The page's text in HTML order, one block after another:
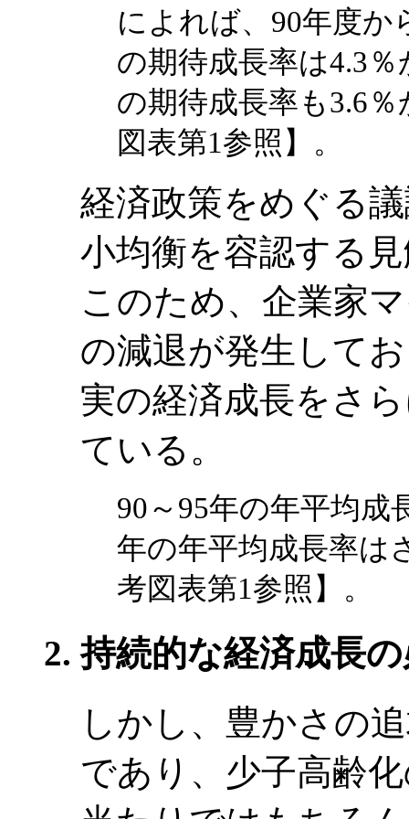
によれば、90年度か
の期待成長率は4.3
の期待成長率も3.6
図表第1参照】。
経済政策をめぐる
小均衡を容認する
このため、企業家
の減退が発生して
実の経済成長をさ
ている。
90～95年の年平均成
年の年平均成長率は
考図表第1参照】。
持続的な経済成長
しかし、豊かさの
であり、少子高齢